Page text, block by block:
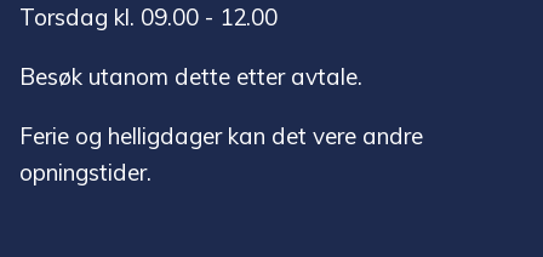
Torsdag kl. 09.00 - 12.00
Besøk utanom dette etter avtale.
Ferie og helligdager kan det vere andre
opningstider.